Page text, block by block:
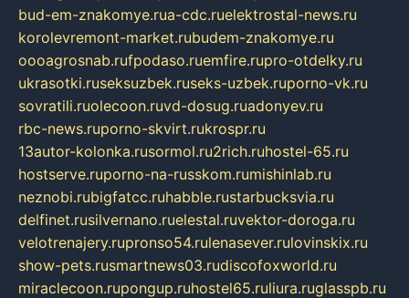
bud-em-znakomye.rua-cdc.ruelektrostal-news.ru
korolevremont-market.rubudem-znakomye.ru
oooagrosnab.rufpodaso.ruemfire.rupro-otdelky.ru
ukrasotki.ruseksuzbek.ruseks-uzbek.ruporno-vk.ru
sovratili.ruolecoon.ruvd-dosug.ruadonyev.ru
rbc-news.ruporno-skvirt.rukrospr.ru
13autor-kolonka.rusormol.ru2rich.ruhostel-65.ru
hostserve.ruporno-na-russkom.rumishinlab.ru
neznobi.rubigfatcc.ruhabble.rustarbucksvia.ru
delfinet.rusilvernano.ruelestal.ruvektor-doroga.ru
velotrenajery.rupronso54.rulenasever.rulovinskix.ru
show-pets.rusmartnews03.rudiscofoxworld.ru
miraclecoon.rupongup.ruhostel65.ruliura.ruglasspb.ru